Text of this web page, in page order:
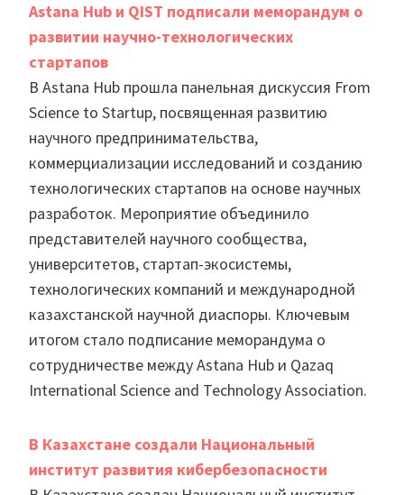
Astana Hub и QIST подписали меморандум о
развитии научно-технологических
стартапов
В Astana Hub прошла панельная дискуссия From
Science to Startup, посвященная развитию
научного предпринимательства,
коммерциализации исследований и созданию
технологических стартапов на основе научных
разработок. Мероприятие объединило
представителей научного сообщества,
университетов, стартап-экосистемы,
технологических компаний и международной
казахстанской научной диаспоры. Ключевым
итогом стало подписание меморандума о
сотрудничестве между Astana Hub и Qazaq
International Science and Technology Association.
В Казахстане создали Национальный
институт развития кибербезопасности